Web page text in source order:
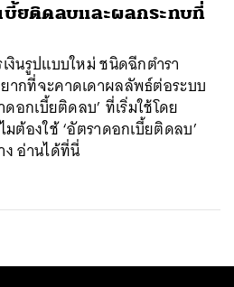
บี้ยติดลบและผลกระทบที่
งินรูปแบบใหม่ ชนิดฉีกตำรา
ากที่จะคาดเดาผลลัพธ์ต่อระบบ
อกเบี้ยติดลบ’ ที่เริ่มใช้โดย
ต้องใช้ ‘อัตราดอกเบี้ยติดลบ’
ง อ่านได้ที่นี่